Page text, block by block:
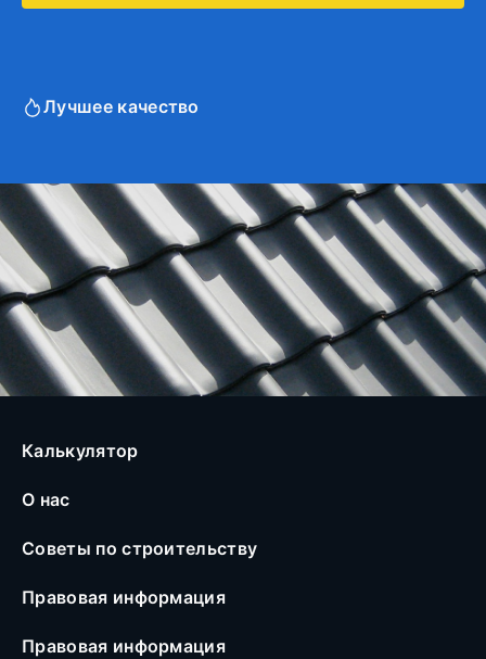
Лучшее качество
Калькулятор
О нас
Советы по строительству
Правовая информация
Правовая информация